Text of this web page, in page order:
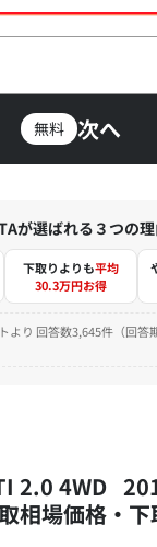
無料 次へ
が選ばれる３つの
下取りよりも平均
30.3万円お得
より 回答数3,645件（回答
2.0 4WD
相場価格・